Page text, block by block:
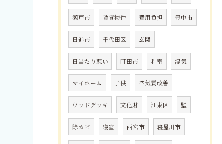
瀬戸市 賃貸物件 費用負担 豊中市
日進市 千代田区 玄関
日当たり悪い 町田市 和室 湿気
マイホーム 子供 空気質改善
ウッドデッキ 文化財 江東区 壁
除カビ 寝室 西宮市 寝屋川市